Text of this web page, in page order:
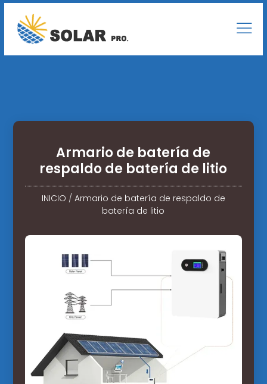
Armario de batería de
respaldo de batería de litio
INICIO / Armario de batería de respaldo de
batería de litio